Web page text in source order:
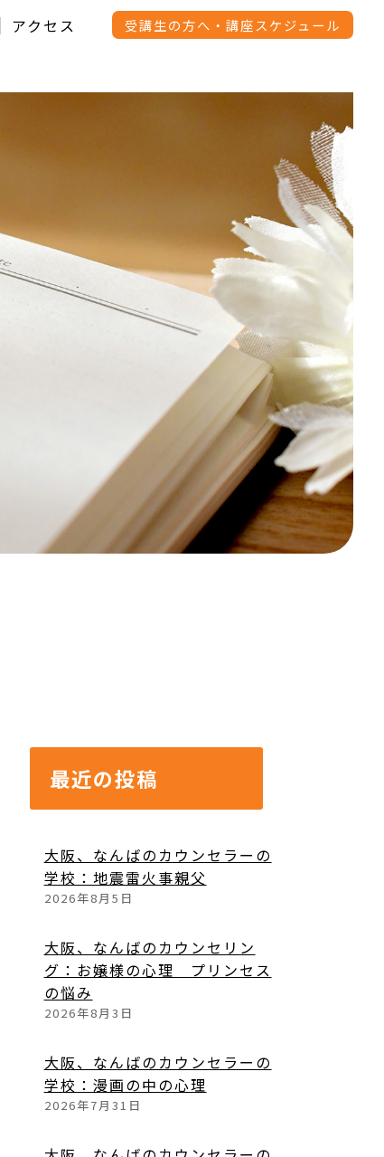
アクセス 受講生の方へ・講座スケジュール
最近の投稿
大阪、なんばのカウンセラーの
学校：地震雷火事親父
2026年8月5日
大阪、なんばのカウンセリン
グ：お嬢様の心理 プリンセス
の悩み
2026年8月3日
大阪、なんばのカウンセラーの
学校：漫画の中の心理
2026年7月31日